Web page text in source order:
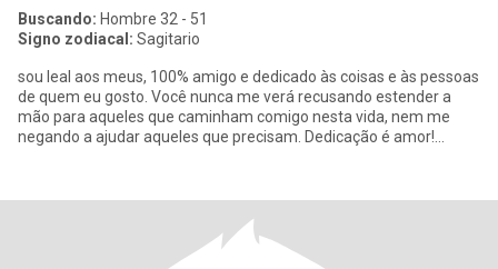
Buscando: Hombre 32 - 51
Signo zodiacal: Sagitario
sou leal aos meus, 100% amigo e dedicado às coisas e às pessoas
de quem eu gosto. Você nunca me verá recusando estender a
mão para aqueles que caminham comigo nesta vida, nem me
negando a ajudar aqueles que precisam. Dedicação é amor!